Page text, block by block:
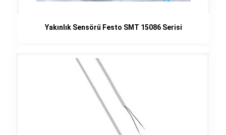
Yakınlık Sensörü Festo SMT 15086 Serisi